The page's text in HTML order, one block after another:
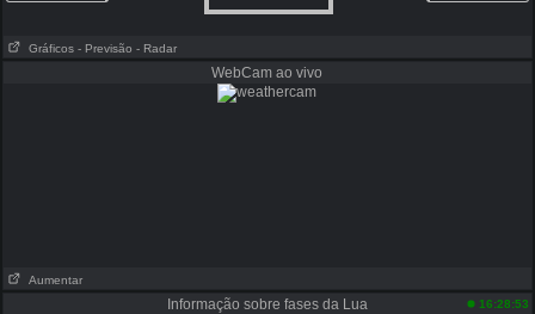
Gráficos - Previsão - Radar
WebCam ao vivo
Aumentar
Informação sobre fases da Lua 16:28:53